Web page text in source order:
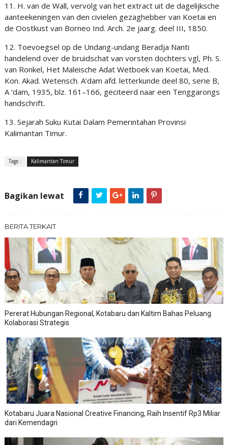
11. H. van de Wall, vervolg van het extract uit de dagelijksche
aanteekeningen van den civielen gezaghebber van Koetai en
de Oostkust van Borneo Ind. Arch. 2e jaarg. deel III, 1850.
12. Toevoegsel op de Undang-undang Beradja Nanti
handelend over de bruidschat van vorsten dochters vgl, Ph. S.
van Ronkel, Het Maleische Adat Wetboek van Koetai, Med.
Kon. Akad. Wetensch. A’dam afd. letterkunde deel 80, serie B,
A ‘dam, 1935, blz. 161–166, geciteerd naar een Tenggarongs
handschrift.
13. Sejarah Suku Kutai Dalam Pemerintahan Provinsi
Kalimantan Timur.
Tags : Kalimantan Timur
Bagikan lewat
BERITA TERKAIT
Pererat Hubungan Regional, Kotabaru dan Kaltim Bahas Peluang
Kolaborasi Strategis
Kotabaru Juara Nasional Creative Financing, Raih Insentif Rp3 Miliar
dari Kemendagri